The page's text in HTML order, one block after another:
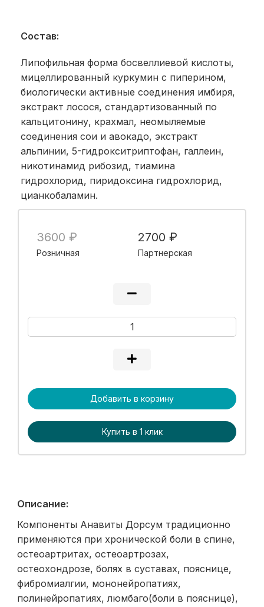
Состав:
Липофильная форма босвеллиевой кислоты,
мицеллированный куркумин с пиперином,
биологически активные соединения имбиря,
экстракт лосося, стандартизованный по
кальцитонину, крахмал, неомыляемые
соединения сои и авокадо, экстракт
альпинии, 5-гидрокситриптофан, галлеин,
никотинамид рибозид, тиамина
гидрохлорид, пиридоксина гидрохлорид,
цианкобаламин.
3600 ₽
Розничная
2700 ₽
Партнерская
Добавить в корзину
Купить в 1 клик
Описание:
Компоненты Анавиты Дорсум традиционно
применяются при хронической боли в спине,
остеоартритах, остеоартрозах,
остеохондрозе, болях в суставах, пояснице,
фибромиалгии, мононейропатиях,
полинейропатиях, люмбаго(боли в пояснице),